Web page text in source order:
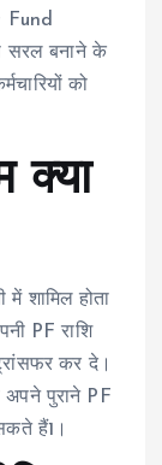
Fund
सरल बनाने के
को
क्या
शामिल होता
PF राशि
कर दे।
अपने पुराने PF
हैं1 ।